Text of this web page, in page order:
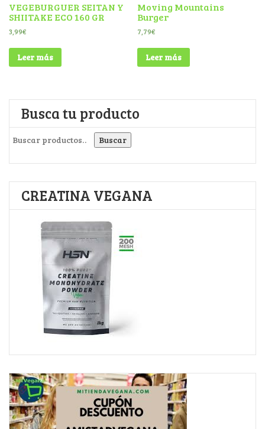
VEGEBURGUER SEITAN Y
SHIITAKE ECO 160 GR
3,99€
Leer más
Moving Mountains
Burger
7,79€
Leer más
Busca tu producto
Buscar
CREATINA VEGANA